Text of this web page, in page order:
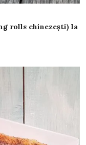
rolls chinezești) la